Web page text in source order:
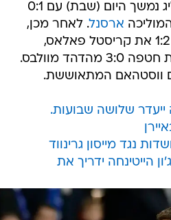
המחזור ה-22 בפמרייליג נמשך היום (שבת) עם 0:1
ארסנל. לאחר מכן,
1:2 את קריסטל פאלאס,
המאכזבת חטפה 3:0 מהדהד מוולבס.
שלושה שבועות.
נגד מייסון גרינווד
הייטינחה ידריך את